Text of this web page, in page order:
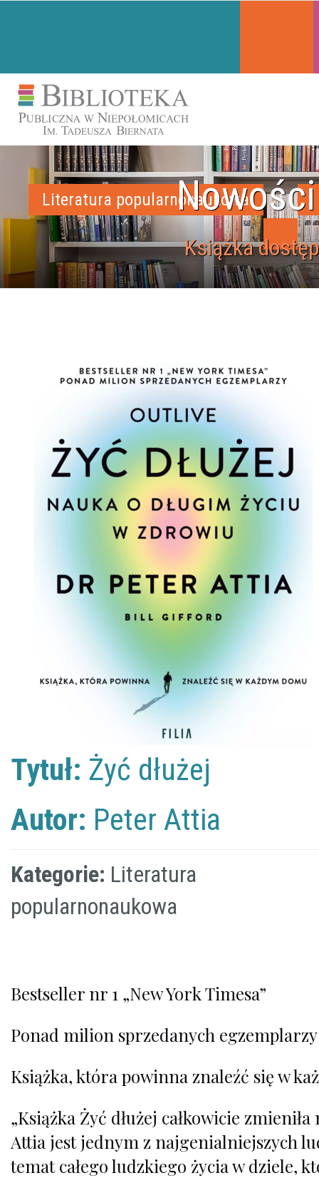
Literatura popularnonaukowa
Książka
Tytuł: Żyć dłużej
Autor: Peter Attia
Kategorie: Literatura
popularnonaukowa
Bestseller nr 1 „New York Timesa”
Ponad milion sprzedanych egzemplarzy
Książka, która powinna znaleźć się w
„Książka Żyć dłużej całkowicie
Attia jest jednym z najgenialniejszych
temat całego ludzkiego życia w dziele,